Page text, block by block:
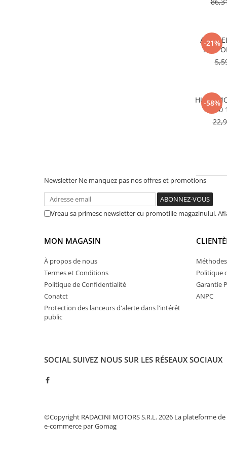
-21%
FL22
-58%
HUILE
5W30
Newsletter Ne manquez pas nos offres et promotions
Vreau sa primesc newsletter cu promotiile magazinului.
MON MAGASIN
À propos de nous
Termes et Conditions
Politique de Confidentialité
Conatct
Protection des lanceurs d'alerte dans l'intérêt
public
Politique
Garantie
ANPC
SOCIAL SUIVEZ NOUS SUR LES RÉSEAUX SOCIAUX
©Copyright RADACINI MOTORS S.R.L. 2026 La plateforme de
e-commerce par Gomag